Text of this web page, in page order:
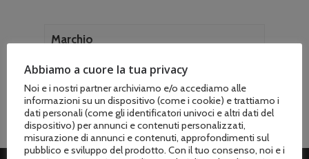
Marchio
Abbiamo a cuore la tua privacy
Noi e i nostri partner archiviamo e/o accediamo alle
informazioni su un dispositivo (come i cookie) e trattiamo i
dati personali (come gli identificatori univoci e altri dati del
dispositivo) per annunci e contenuti personalizzati,
misurazione di annunci e contenuti, approfondimenti sul
pubblico e sviluppo del prodotto. Con il tuo consenso, noi e i